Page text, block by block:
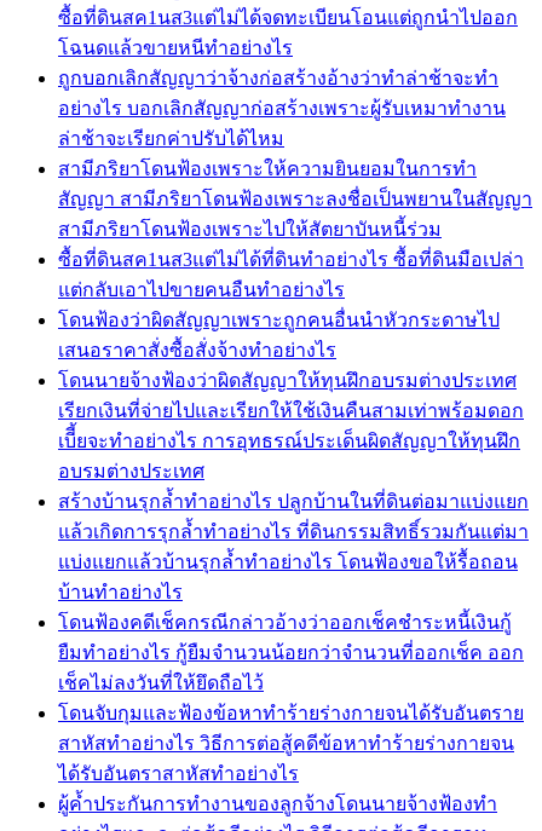
ซื้อที่ดินสค1นส3แต่ไม่ได้จดทะเบียนโอนแต่ถูกนำไปออก
โฉนดแล้วขายหนีทำอย่างไร
ถูกบอกเลิกสัญญาว่าจ้างก่อสร้างอ้างว่าทำล่าช้าจะทำ
อย่างไร บอกเลิกสัญญาก่อสร้างเพราะผู้รับเหมาทำงาน
ล่าช้าจะเรียกค่าปรับได้ไหม
สามีภริยาโดนฟ้องเพราะให้ความยินยอมในการทำ
สัญญา สามีภริยาโดนฟ้องเพราะลงชื่อเป็นพยานในสัญญา
สามีภริยาโดนฟ้องเพราะไปให้สัตยาบันหนี้ร่วม
ซื้อที่ดินสค1นส3แต่ไม่ได้ที่ดินทำอย่างไร ซื้อที่ดินมือเปล่า
แต่กลับเอาไปขายคนอืนทำอย่างไร
โดนฟ้องว่าผิดสัญญาเพราะถูกคนอื่นนำหัวกระดาษไป
เสนอราคาสั่งซื้อสั่งจ้างทำอย่างไร
โดนนายจ้างฟ้องว่าผิดสัญญาให้ทุนฝึกอบรมต่างประเทศ
เรียกเงินที่จ่ายไปและเรียกให้ใช้เงินคืนสามเท่าพร้อมดอก
เบีี้ยจะทำอย่างไร การอุทธรณ์ประเด็นผิดสัญญาให้ทุนฝึก
อบรมต่างประเทศ
สร้างบ้านรุกล้ำทำอย่างไร ปลูกบ้านในที่ดินต่อมาแบ่งแยก
แล้วเกิดการรุกล้ำทำอย่างไร ที่ดินกรรมสิทธิ์รวมกันแต่มา
แบ่งแยกแล้วบ้านรุกล้ำทำอย่างไร โดนฟ้องขอให้รื้อถอน
บ้านทำอย่างไร
โดนฟ้องคดีเช็คกรณีกล่าวอ้างว่าออกเช็คชำระหนี้เงินกู้
ยืมทำอย่างไร กู้ยืมจำนวนน้อยกว่าจำนวนที่ออกเช็ค ออก
เช็คไม่ลงวันที่ให้ยึดถือไว้
โดนจับกุมและฟ้องข้อหาทำร้ายร่างกายจนได้รับอันตราย
สาหัสทำอย่างไร วิธีการต่อสู้คดีข้อหาทำร้ายร่างกายจน
ได้รับอันตราสาหัสทำอย่างไร
ผู้ค้ำประกันการทำงานของลูกจ้างโดนนายจ้างฟ้องทำ